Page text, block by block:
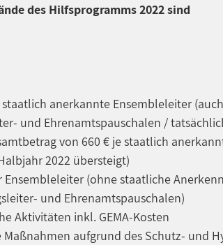
des Hilfsprogramms 2022 sind
anerkannte Ensembleleiter
und Ehrenamtspauschalen /
von 660 € je staatlich
2022 übersteigt)
Ensembleleiter (ohne staatliche
und Ehrenamtspauschalen)
Aktivitäten inkl. GEMA-Kosten
Maßnahmen aufgrund des Schutz- und